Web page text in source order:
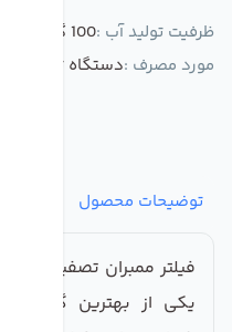
ظرفیت تولید آب :100 گالن
مورد مصرف :دستگاه تصفیه
توضیحات محصول
یکی از بهترین